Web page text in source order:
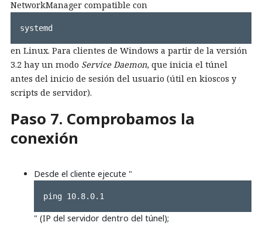
NetworkManager compatible con
systemd
en Linux. Para clientes de Windows a partir de la versión
3.2 hay un modo Service Daemon, que inicia el túnel
antes del inicio de sesión del usuario (útil en kioscos y
scripts de servidor).
Paso 7. Comprobamos la
conexión
Desde el cliente ejecute "
ping 10.8.0.1
" (IP del servidor dentro del túnel);